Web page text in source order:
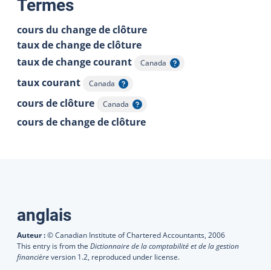
Termes:
cours du change de clôture
taux de change de clôture
taux de change courant
Canada
Afficher l'infobulle
taux courant Canada
Afficher l'infobulle
cours de clôture Canada
Afficher l'infobulle
cours de change de clôture
Traductions
anglais
Auteur :© Canadian Institute of Chartered Accountants, 2006
This entry is from the Dictionnaire de la comptabilité et de la gestion
financièreversion 1.2, reproduced under license.